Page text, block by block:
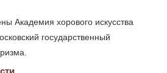
Академия хорового искусства
государственный